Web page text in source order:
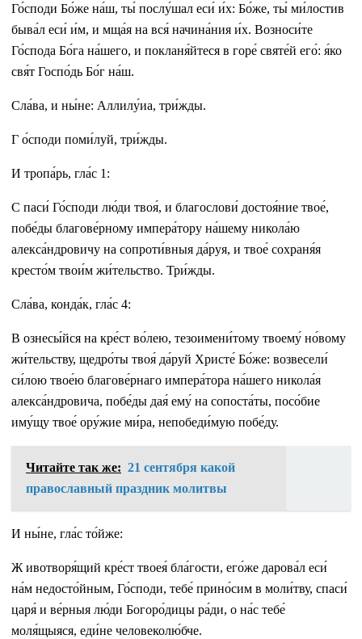
Го́споди Бо́же на́ш, ты́ послу́шал еси́ и́х: Бо́же, ты́ ми́лостив
быва́л еси́ и́м, и мща́я на вся́ начина́ния и́х. Возноси́те
Го́спода Бо́га на́шего, и покланя́йтеся в горе́ святе́й его́: я́ко
свя́т Госпо́дь Бо́г на́ш.
Сла́ва, и ны́не: Аллилу́иа, три́жды.
Г о́споди поми́луй, три́жды.
И тропа́рь, гла́с 1:
С паси́ Го́споди лю́ди твоя́, и благослови́ достоя́ние твое́,
побе́ды благове́рному импера́тору на́шему никола́ю
алекса́ндровичу на сопроти́вныя да́руя, и твое́ сохраня́я
кресто́м твои́м жи́тельство. Три́жды.
Сла́ва, конда́к, гла́с 4:
В ознесы́йся на кре́ст во́лею, тезоимени́тому твоему́ но́вому
жи́тельству, щедро́ты твоя́ да́руй Христе́ Бо́же: возвесели́
си́лою твое́ю благове́рнаго импера́тора на́шего никола́я
алекса́ндровича, побе́ды дая́ ему́ на сопоста́ты, посо́бие
иму́щу твое́ ору́жие ми́ра, непобеди́мую побе́ду.
Читайте так же: 21 сентября какой
православный праздник молитвы
И ны́не, гла́с то́йже:
Ж ивотворя́щий кре́ст твоея́ бла́гости, его́же дарова́л еси́
на́м недосто́йным, Го́споди, тебе́ прино́сим в моли́тву, спаси́
царя́ и ве́рныя лю́ди Богоро́дицы ра́ди, о на́с тебе́
моля́щыяся, еди́не человеколю́бче.